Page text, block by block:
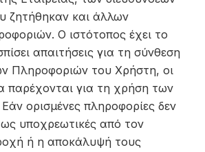
ζητήθηκαν και άλλων
Ο ιστότοπος έχει το
απαιτήσεις για τη σύνθεση
Πληροφοριών του Χρήστη, οι
παρέχονται για τη χρήση των
ορισμένες πληροφορίες δεν
ως υποχρεωτικές από τον
ή η αποκάλυψή τους